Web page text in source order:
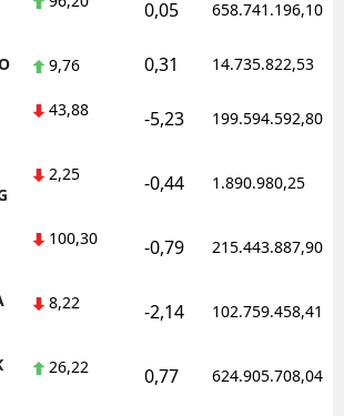
0,05 658.741.196,10
9,76 0,31 14.735.822,53
43,88 -5,23 199.594.592,80
2,25 -0,44 1.890.980,25
100,30 -0,79 215.443.887,90
8,22 -2,14 102.759.458,41
26,22 0,77 624.905.708,04